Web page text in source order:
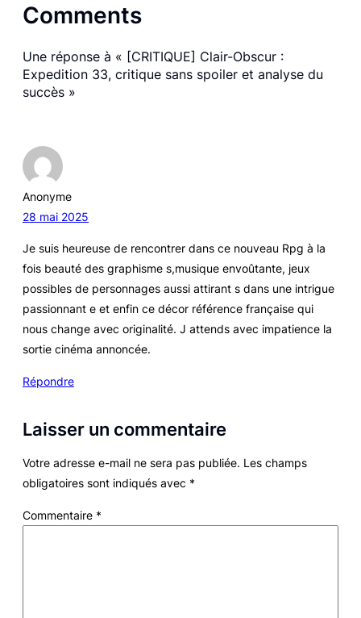
Comments
Une réponse à « [CRITIQUE] Clair-Obscur :
Expedition 33, critique sans spoiler et analyse du
succès »
Anonyme
28 mai 2025
Je suis heureuse de rencontrer dans ce nouveau Rpg à la
fois beauté des graphisme s,musique envoûtante, jeux
possibles de personnages aussi attirant s dans une intrigue
passionnant e et enfin ce décor référence française qui
nous change avec originalité. J attends avec impatience la
sortie cinéma annoncée.
Répondre
Laisser un commentaire
Votre adresse e-mail ne sera pas publiée. Les champs
obligatoires sont indiqués avec *
Commentaire *